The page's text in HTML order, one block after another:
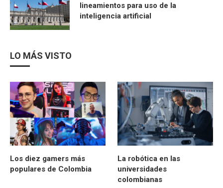
lineamientos para uso de la
inteligencia artificial
LO MÁS VISTO
Los diez gamers más
populares de Colombia
La robótica en las
universidades
colombianas